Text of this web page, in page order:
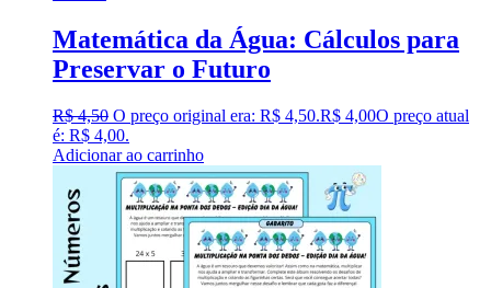
Matemática da Água: Cálculos para
Preservar o Futuro
R$4,50 O preço original era: R$ 4,50.R$ 4,00O preço atual
é: R$ 4,00.
Adicionar ao carrinho